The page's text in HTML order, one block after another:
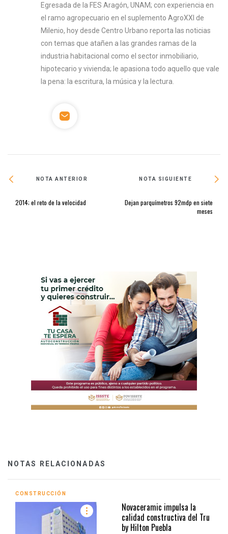
Egresada de la FES Aragón, UNAM; con experiencia en
el ramo agropecuario en el suplemento AgroXXI de
Milenio, hoy desde Centro Urbano reporta las noticias
con temas que atañen a las grandes ramas de la
industria habitacional como el sector inmobiliario,
hipotecario y vivienda; le apasiona todo aquello que vale
la pena: la escritura, la música y la lectura.
NOTA ANTERIOR
2014; el reto de la velocidad
NOTA SIGUIENTE
Dejan parquímetros 92mdp en siete
meses
NOTAS RELACIONADAS
CONSTRUCCIÓN
Novaceramic impulsa la
calidad constructiva del Tru
by Hilton Puebla